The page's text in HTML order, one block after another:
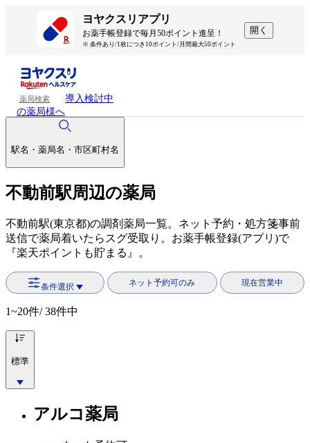
ヨヤクスリアプリ
お薬手帳登録で毎月50ポイント進呈！
※ 条件あり/1枚につき10ポイント/月間最大50ポイント
開く
薬局検索
導入検討中
の薬局様へ
駅名・薬局名・市区町村名
不動前駅周辺の薬局
不動前駅(東京都)の調剤薬局一覧。ネット予約・処方箋事前
送信で薬局着いたらスグ受取り。お薬手帳登録(アプリ)で
『楽天ポイントも貯まる』。
条件選択 ネット予約可のみ 現在営業中
1~20件/ 38件中
標準
アルコ薬局